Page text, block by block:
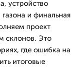
устройство
и финальная
проект
склонов. Это
где ошибка на
итоговые